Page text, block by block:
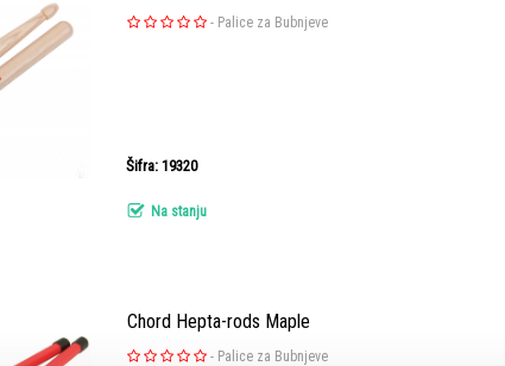
- Palice za Bubnjeve
Šifra: 19320
Na stanju
Chord Hepta-rods Maple
- Palice za Bubnjeve